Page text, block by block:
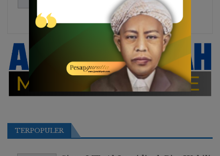
Alumni, Ketua DPP RHMH dan
Pengurus Yaspem
TERPOPULER